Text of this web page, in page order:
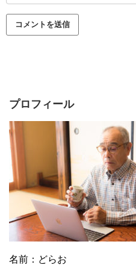
プロフィール
名前：どらお